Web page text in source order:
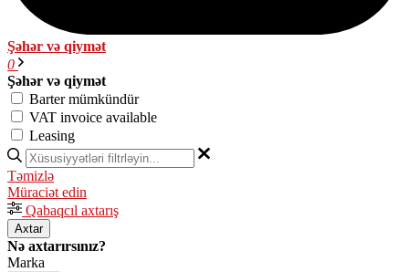
Şəhər və qiymət
0
Şəhər və qiymət
Barter mümkündür
VAT invoice available
Leasing
Təmizlə
Müraciət edin
Qabaqcıl axtarış
Axtar
Nə axtarırsınız?
Marka